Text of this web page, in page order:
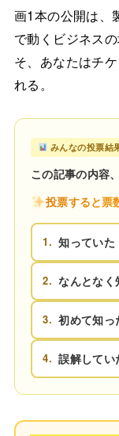
画1本の公開は、
で動くビジネス
そ、あなたはチ
れる。
みんなの投票結
この記事の内容
投票すると票
1. 知っていた
2. なんとなく
3. 初めて知っ
4. 誤解してい